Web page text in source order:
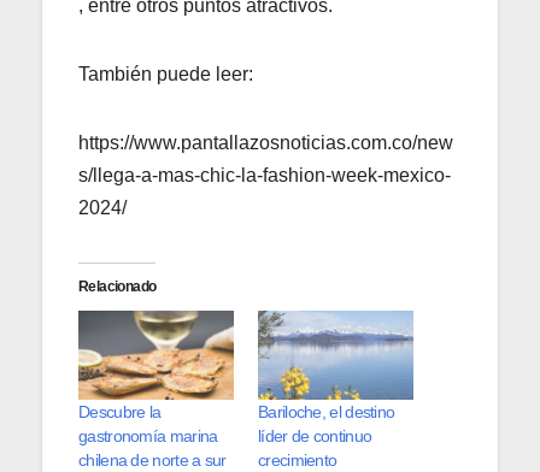
, entre otros puntos atractivos.
También puede leer:
https://www.pantallazosnoticias.com.co/new
s/llega-a-mas-chic-la-fashion-week-mexico-
2024/
Relacionado
Descubre la
gastronomía marina
chilena de norte a sur
Bariloche, el destino
líder de continuo
crecimiento